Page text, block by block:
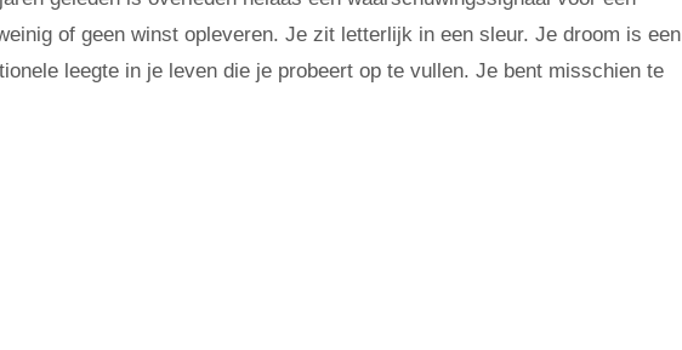
of geen winst opleveren. Je zit letterlijk in een sleur. Je droom is een
leegte in je leven die je probeert op te vullen. Je bent misschien te